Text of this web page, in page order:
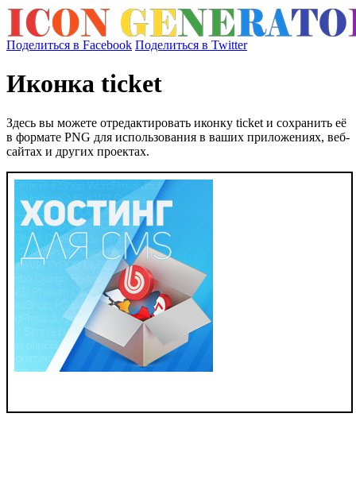
Поделиться в Facebook Поделиться в Twitter
Иконка ticket
Здесь вы можете отредактировать иконку ticket и сохранить её
в формате PNG для использования в ваших приложениях, веб-
сайтах и других проектах.